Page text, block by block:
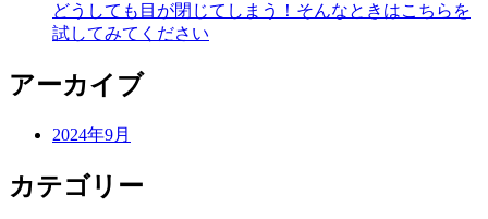
どうしても目が閉じてしまう！そんなときはこちらを
試してみてください
アーカイブ
2024年9月
カテゴリー